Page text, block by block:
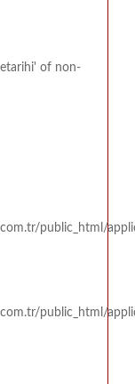
of non-
public_html/
public_html/